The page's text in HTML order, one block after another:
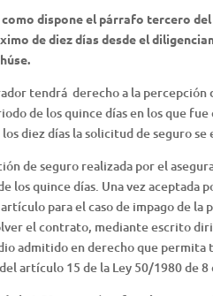
como dispone el párrafo tercero
de diez días desde el
tendrá derecho a la
de los quince días en los que
diez días la solicitud de seguro
de seguro realizada por el
los quince días. Una vez
para el caso de impago de
el contrato, mediante escrito
admitido en derecho que permita
artículo 15 de la Ley 50/1980 de